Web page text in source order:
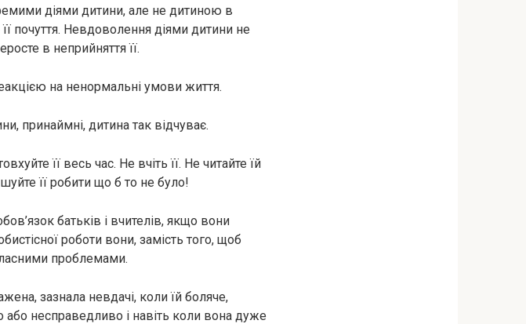
діями дитини, але не дитиною в
почуття. Невдоволення діями дитини не
в неприйняття її.
на ненормальні умови життя.
принаймні, дитина так відчуває.
її весь час. Не вчіть її. Не читайте їй
її робити що б то не було!
батьків і вчителів, якщо вони
роботи вони, замість того, щоб
проблемами.
зазнала невдачі, коли їй боляче,
несправедливо і навіть коли вона дуже